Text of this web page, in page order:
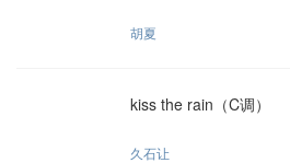
胡夏
kiss the rain（C调）
久石让